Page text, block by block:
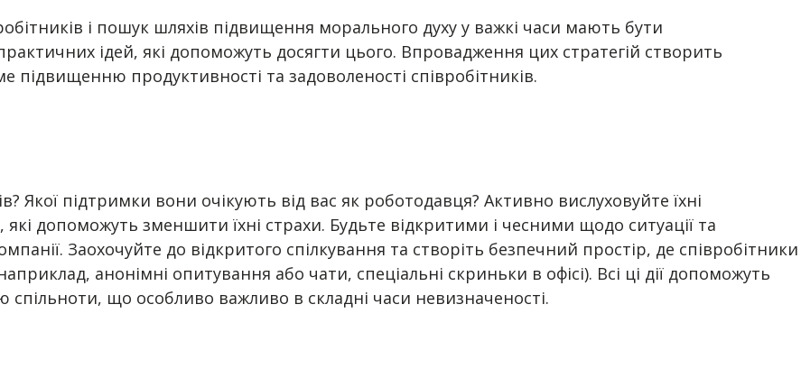
і пошук шляхів підвищення морального духу у важкі часи мають бути
ідей, які допоможуть досягти цього. Впровадження цих стратегій створить
продуктивності та задоволеності співробітників.
Якої підтримки вони очікують від вас як роботодавця? Активно вислуховуйте їхні
допоможуть зменшити їхні страхи. Будьте відкритими і чесними щодо ситуації та
Заохочуйте до відкритого спілкування та створіть безпечний простір, де співробітники
анонімні опитування або чати, спеціальні скриньки в офісі). Всі ці дії допоможуть
що особливо важливо в складні часи невизначеності.